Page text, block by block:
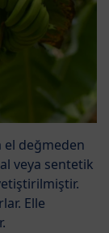
el değmeden
veya sentetik
Elle